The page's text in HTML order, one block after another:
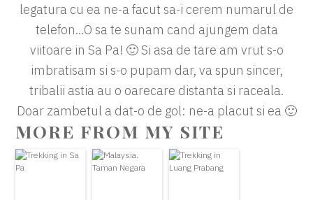
legatura cu ea ne-a facut sa-i cerem numarul de
telefon…O sa te sunam cand ajungem data
viitoare in Sa Pa! 🙂 Si asa de tare am vrut s-o
imbratisam si s-o pupam dar, va spun sincer,
tribalii astia au o oarecare distanta si raceala.
Doar zambetul a dat-o de gol: ne-a placut si ea 🙂
MORE FROM MY SITE